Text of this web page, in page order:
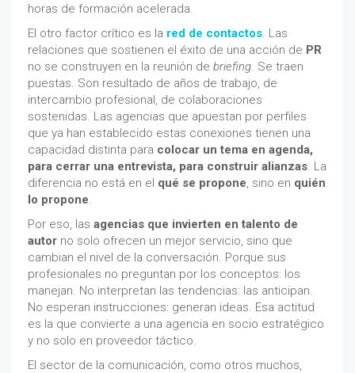
horas de formación acelerada.
El otro factor crítico es la red de contactos. Las
relaciones que sostienen el éxito de una acción de PR
no se construyen en la reunión de briefing. Se traen
puestas. Son resultado de años de trabajo, de
intercambio profesional, de colaboraciones
sostenidas. Las agencias que apuestan por perfiles
que ya han establecido estas conexiones tienen una
capacidad distinta para colocar un tema en agenda,
para cerrar una entrevista, para construir alianzas. La
diferencia no está en el qué se propone, sino en quién
lo propone.
Por eso, las agencias que invierten en talento de
autor no solo ofrecen un mejor servicio, sino que
cambian el nivel de la conversación. Porque sus
profesionales no preguntan por los conceptos: los
manejan. No interpretan las tendencias: las anticipan.
No esperan instrucciones: generan ideas. Esa actitud
es la que convierte a una agencia en socio estratégico
y no solo en proveedor táctico.
El sector de la comunicación, como otros muchos,